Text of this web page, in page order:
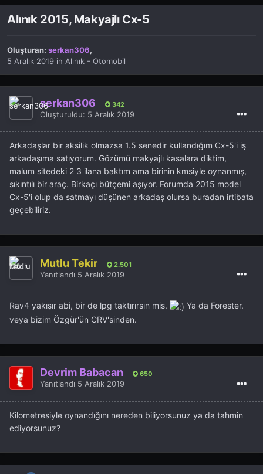
Alınık 2015, Makyajlı Cx-5
Oluşturan: serkan306,
5 Aralık 2019 in Alınık - Otomobil
serkan306 342
Oluşturuldu: 5 Aralık 2019
Arkadaşlar bir aksilik olmazsa 1.5 senedir kullandığım Cx-5'i iş
arkadaşıma satıyorum. Gözümü makyajlı kasalara diktim,
malum sitedeki 2 3 ilana baktım ama birinin kmsiyle oynanmış,
sıkıntılı bir araç. Birkaçı bütçemi aşıyor. Forumda 2015 model
Cx-5'i olup da satmayı düşünen arkadaş olursa buradan irtibata
geçebiliriz.
Mutlu Tekir 2.501
Yanıtlandı 5 Aralık 2019
Rav4 yakışır abi, bir de lpg taktırırsın mis.
Ya da Forester.
veya bizim Özgür'ün CRV'sinden.
Devrim Babacan 650
Yanıtlandı 5 Aralık 2019
Kilometresiyle oynandığını nereden biliyorsunuz ya da tahmin
ediyorsunuz?